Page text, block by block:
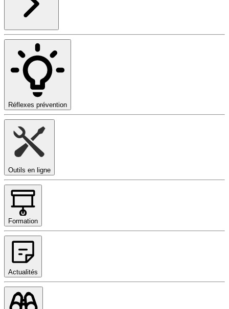
Réflexes prévention
Outils en ligne
Formation
Actualités